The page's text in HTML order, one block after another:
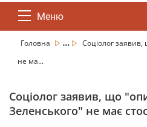
Меню
Головна ...
Соціолог
не ма...
Соціолог заявив, що
Зеленського" не має